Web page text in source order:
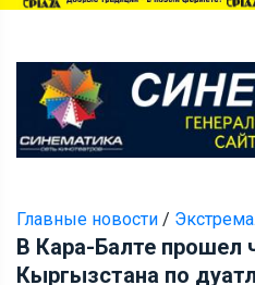
Главные новости /
В Кара-Балте прошел
Кыргызстана по